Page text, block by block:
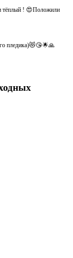
и тёплый ! 😍Положили
пледика)😻😘🌟🙏